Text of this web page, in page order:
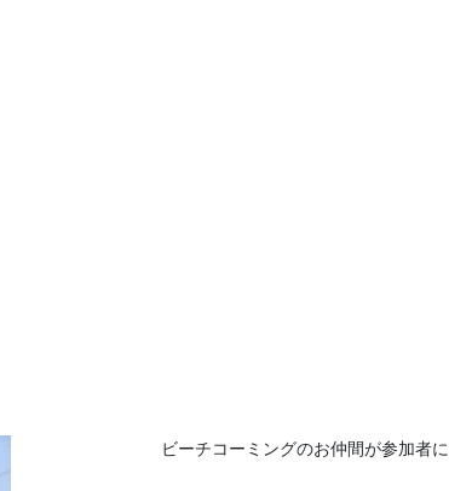
ビーチコーミングのお仲間が参加者に